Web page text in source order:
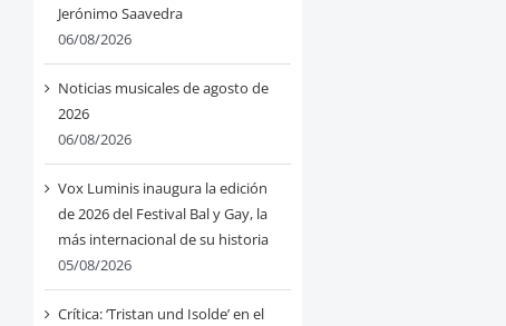
Jerónimo Saavedra
06/08/2026
Noticias musicales de agosto de
2026
06/08/2026
Vox Luminis inaugura la edición
de 2026 del Festival Bal y Gay, la
más internacional de su historia
05/08/2026
Crítica: ‘Tristan und Isolde’ en el